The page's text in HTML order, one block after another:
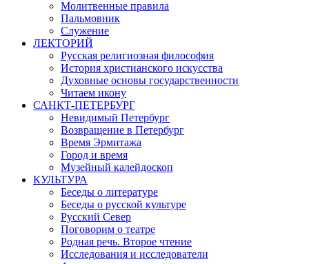
Молитвенные правила
Пальмовник
Служение
ЛЕКТОРИЙ
Русская религиозная философия
История христианского искусства
Духовные основы государственности
Читаем икону
САНКТ-ПЕТЕРБУРГ
Невидимый Петербург
Возвращение в Петербург
Время Эрмитажа
Город и время
Музейный калейдоскоп
КУЛЬТУРА
Беседы о литературе
Беседы о русской культуре
Русский Север
Поговорим о театре
Родная речь. Второе чтение
Исследования и исследователи